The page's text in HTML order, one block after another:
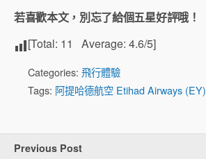
若喜歡本文，別忘了給個五星好評哦！
[Total: 11 Average: 4.6/5]
Categories: 飛行體驗
Tags: 阿提哈德航空 Etihad Airways (EY)
Previous Post